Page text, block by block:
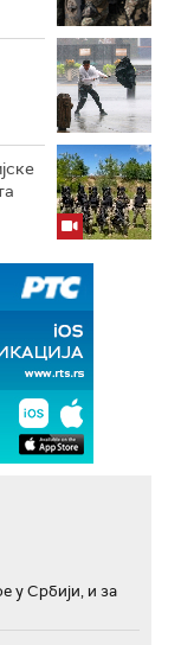
у Србији, и за